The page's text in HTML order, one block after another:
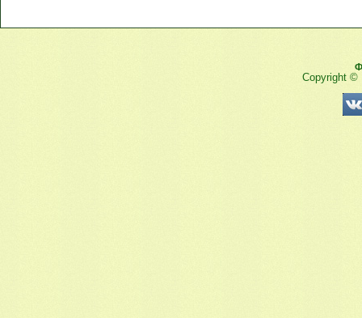
Copyright ©